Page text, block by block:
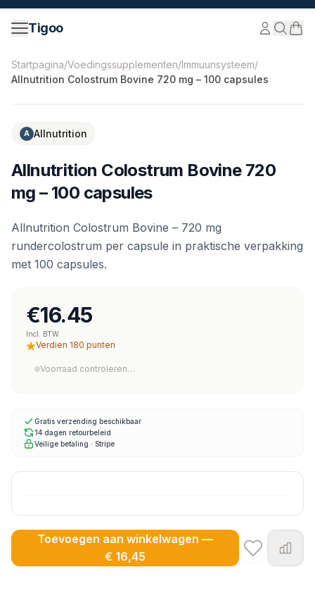
Ga naar inhoud
Tigoo
©2026Nutri Nordic AB.Alle rechten voorbehouden.
Startpagina/Voedingssupplementen/Immuunsysteem/
Allnutrition Colostrum Bovine 720 mg – 100 capsules
A Allnutrition
Allnutrition Colostrum Bovine 720
mg – 100 capsules
Allnutrition Colostrum Bovine – 720 mg
rundercolostrum per capsule in praktische verpakking
met 100 capsules.
€16.45
Incl. BTW
Verdien 180 punten
Voorraad controleren…
Gratis verzending beschikbaar
14 dagen retourbeleid
Veilige betaling · Stripe
Toevoegen aan winkelwagen —
€ 16,45